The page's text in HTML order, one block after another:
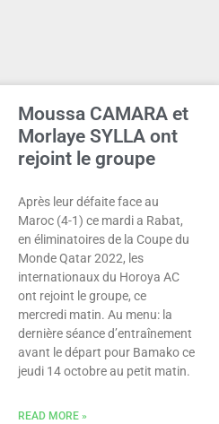
Moussa CAMARA et
Morlaye SYLLA ont
rejoint le groupe
Après leur défaite face au
Maroc (4-1) ce mardi a Rabat,
en éliminatoires de la Coupe du
Monde Qatar 2022, les
internationaux du Horoya AC
ont rejoint le groupe, ce
mercredi matin. Au menu: la
dernière séance d’entraînement
avant le départ pour Bamako ce
jeudi 14 octobre au petit matin.
READ MORE »